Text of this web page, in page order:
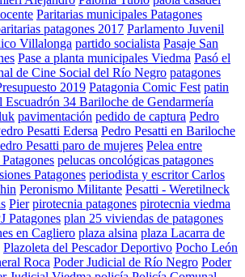
Paritarias municipales Patagones
patagones 2017 Parlamento Juvenil
Villalonga partido socialista Pasaje San
Pase a planta municipales Viedma Pasó el
de Cine Social del Río Negro patagones
2019 Patagonia Comic Fest patin
34 Bariloche de Gendarmería
pavimentación pedido de captura Pedro
Pesatti Edersa Pedro Pesatti en Bariloche
Pesatti paro de mujeres Pelea entre
pelucas oncológicas patagones
Patagones periodista y escritor Carlos
Peronismo Militante Pesatti - Weretilneck
Pier pirotecnia patagones pirotecnia viedma
Patagones plan 25 viviendas de patagones
en Cagliero plaza alsina plaza Lacarra de
Plazoleta del Pescador Deportivo Pocho León
Roca Poder Judicial de Río Negro Poder